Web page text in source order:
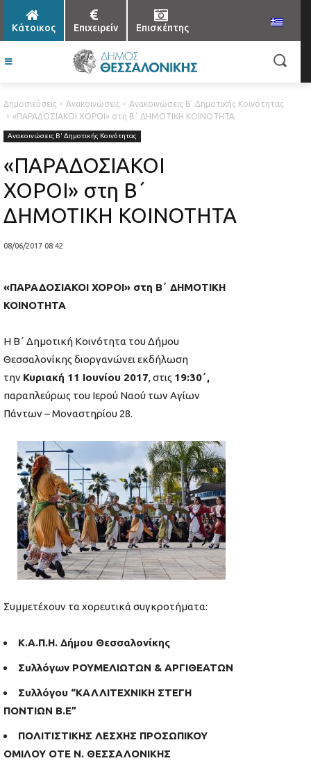
Κάτοικος Επιχειρείν Επισκέπτης
Δημοσιεύσεις Ανακοινώσεις
Ανακοινώσεις Β' Δημοτικής Κοινότητας
«ΠΑΡΑΔΟΣΙΑΚΟΙ ΧΟΡΟΙ» στη Β΄ ΔΗΜΟΤΙΚΗ ΚΟΙΝΟΤΗΤΑ
Ανακοινώσεις Β' Δημοτικής Κοινότητας
«ΠΑΡΑΔΟΣΙΑΚΟΙ
ΧΟΡΟΙ» στη Β΄
ΔΗΜΟΤΙΚΗ ΚΟΙΝΟΤΗΤΑ
08/06/2017 08:42
«ΠΑΡΑΔΟΣΙΑΚΟΙ ΧΟΡΟΙ» στη Β΄ ΔΗΜΟΤΙΚΗ
ΚΟΙΝΟΤΗΤΑ
Η Β΄ Δημοτική Κοινότητα του Δήμου
Θεσσαλονίκης διοργανώνει εκδήλωση
την Κυριακή 11 Ιουνίου 2017, στις 19:30΄,
παραπλεύρως του Ιερού Ναού των Αγίων
Πάντων – Μοναστηρίου 28.
Συμμετέχουν τα χορευτικά συγκροτήματα:
Κ.Α.Π.Η. Δήμου Θεσσαλονίκης
Συλλόγων ΡΟΥΜΕΛΙΩΤΩΝ & ΑΡΓΙΘΕΑΤΩΝ
Συλλόγου “ΚΑΛΛΙΤΕΧΝΙΚΗ ΣΤΕΓΗ
ΠΟΝΤΙΩΝ Β.Ε”
ΠΟΛΙΤΙΣΤΙΚΗΣ ΛΕΣΧΗΣ ΠΡΟΣΩΠΙΚΟΥ
ΟΜΙΛΟΥ ΟΤΕ Ν. ΘΕΣΣΑΛΟΝΙΚΗΣ